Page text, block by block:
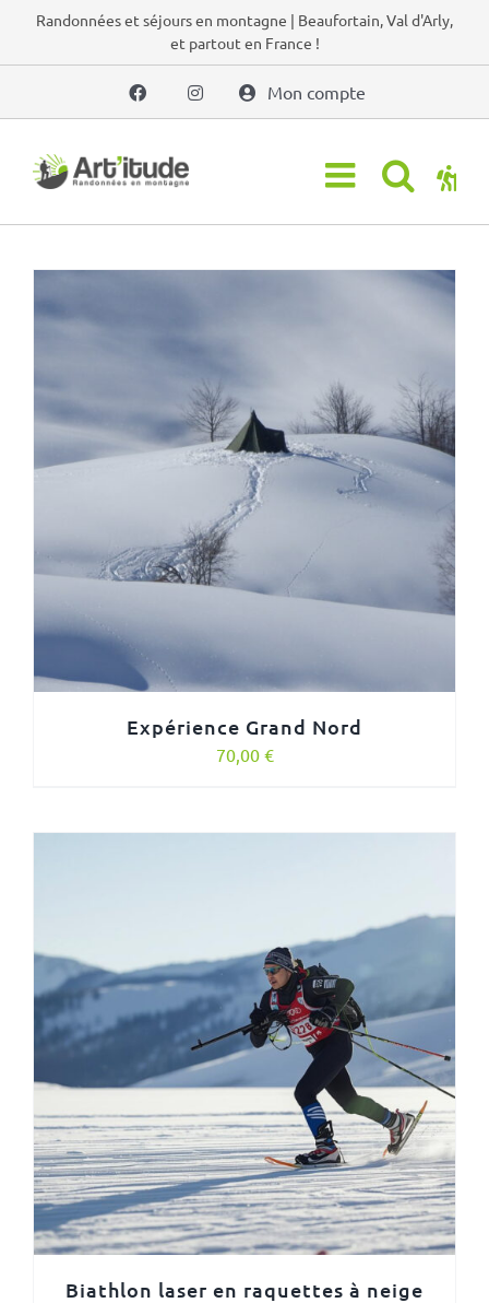
PasserRandonnées et séjours en montagne | Beaufortain, Val d'Arly,
et partout en France !
Mon compte
Expérience Grand Nord
70,00 €
Biathlon laser en raquettes à neige